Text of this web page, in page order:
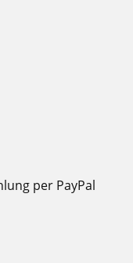
per PayPal